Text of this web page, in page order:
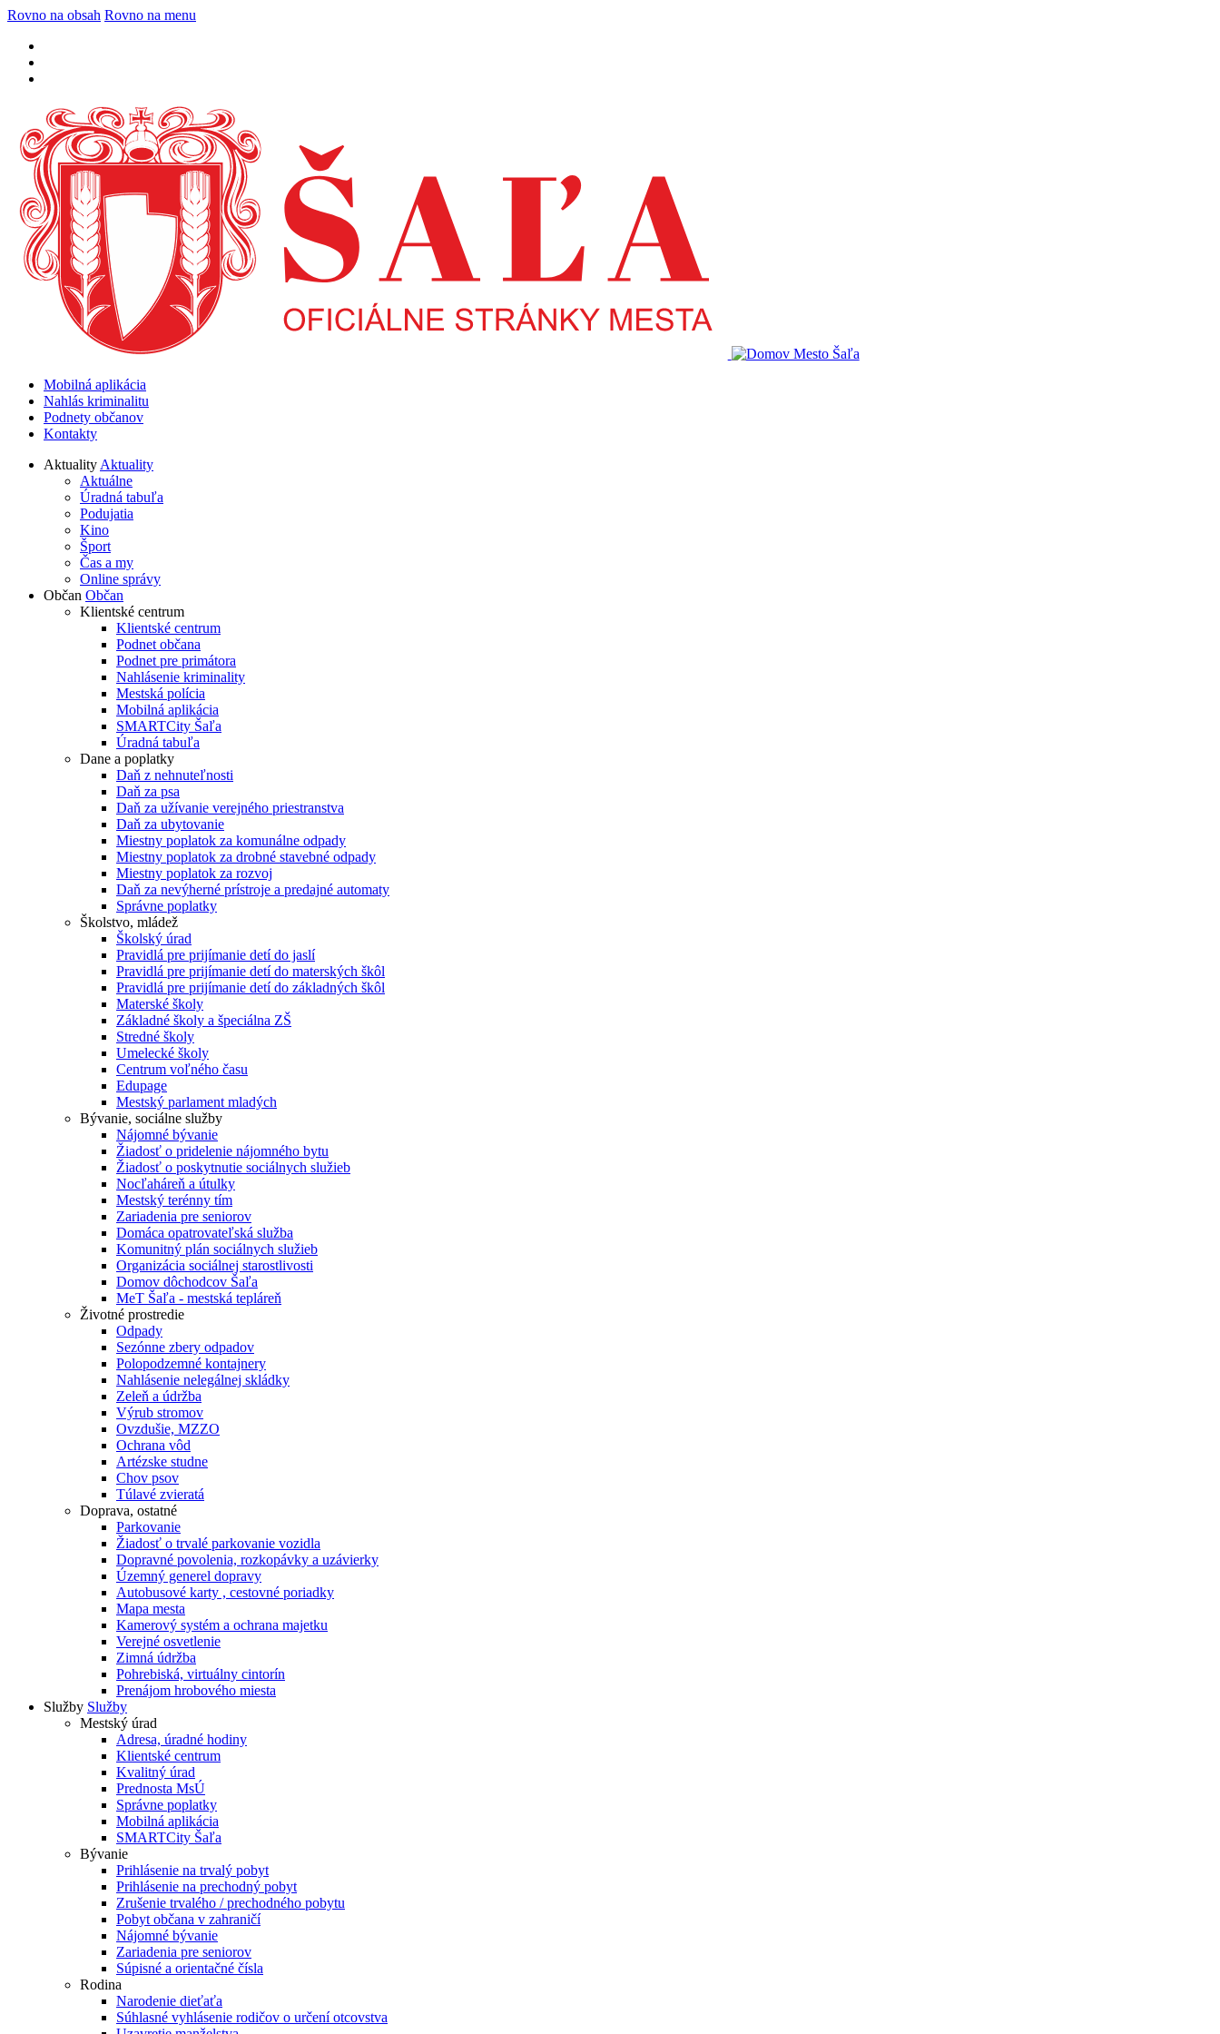
Rovno na obsah Rovno na menu
Mobilná aplikácia
Nahlás kriminalitu
Podnety občanov
Kontakty
AktualityAktuality
Aktuálne
Úradná tabuľa
Podujatia
Kino
Šport
Čas a my
Online správy
Občan Občan
Klientské centrum
Klientské centrum
Podnet občana
Podnet pre primátora
Nahlásenie kriminality
Mestská polícia
Mobilná aplikácia
SMARTCity Šaľa
Úradná tabuľa
Dane a poplatky
Daň z nehnuteľnosti
Daň za psa
Daň za užívanie verejného priestranstva
Daň za ubytovanie
Miestny poplatok za komunálne odpady
Miestny poplatok za drobné stavebné odpady
Miestny poplatok za rozvoj
Daň za nevýherné prístroje a predajné automaty
Správne poplatky
Školstvo, mládež
Školský úrad
Pravidlá pre prijímanie detí do jaslí
Pravidlá pre prijímanie detí do materských škôl
Pravidlá pre prijímanie detí do základných škôl
Materské školy
Základné školy a špeciálna ZŠ
Stredné školy
Umelecké školy
Centrum voľného času
Edupage
Mestský parlament mladých
Bývanie, sociálne služby
Nájomné bývanie
Žiadosť o pridelenie nájomného bytu
Žiadosť o poskytnutie sociálnych služieb
Nocľaháreň a útulky
Mestský terénny tím
Zariadenia pre seniorov
Domáca opatrovateľská služba
Komunitný plán sociálnych služieb
Organizácia sociálnej starostlivosti
Domov dôchodcov Šaľa
MeT Šaľa - mestská tepláreň
Životné prostredie
Odpady
Sezónne zbery odpadov
Polopodzemné kontajnery
Nahlásenie nelegálnej skládky
Zeleň a údržba
Výrub stromov
Ovzdušie, MZZO
Ochrana vôd
Artézske studne
Chov psov
Túlavé zvieratá
Doprava, ostatné
Parkovanie
Žiadosť o trvalé parkovanie vozidla
Dopravné povolenia, rozkopávky a uzávierky
Územný generel dopravy
Autobusové karty , cestovné poriadky
Mapa mesta
Kamerový systém a ochrana majetku
Verejné osvetlenie
Zimná údržba
Pohrebiská, virtuálny cintorín
Prenájom hrobového miesta
Služby Služby
Mestský úrad
Adresa, úradné hodiny
Klientské centrum
Kvalitný úrad
Prednosta MsÚ
Správne poplatky
Mobilná aplikácia
SMARTCity Šaľa
Bývanie
Prihlásenie na trvalý pobyt
Prihlásenie na prechodný pobyt
Zrušenie trvalého / prechodného pobytu
Pobyt občana v zahraničí
Nájomné bývanie
Zariadenia pre seniorov
Súpisné a orientačné čísla
Rodina
Narodenie dieťaťa
Súhlasné vyhlásenie rodičov o určení otcovstva